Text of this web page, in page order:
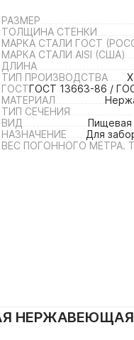
РАЗМЕР
ТОЛЩИНА СТЕНКИ
МАРКА СТАЛИ ГОСТ
МАРКА СТАЛИ AISI (США)
ДЛИНА
ТИП ПРОИЗВОДСТВА
ГОСТГОСТ 13663-86 /
МАТЕРИАЛ
ТИП СЕЧЕНИЯ
ВИД
НАЗНАЧЕНИЕ
Для
ВЕС ПОГОННОГО МЕТРА. Т
НЕРЖАВЕЮЩАЯ